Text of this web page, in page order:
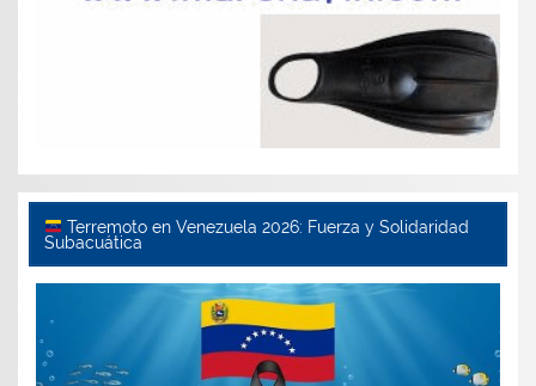
Terremoto en Venezuela 2026: Fuerza y Solidaridad
Subacuática